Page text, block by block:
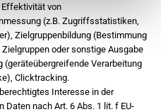
von
(z.B. Zugriffsstatistiken,
Zielgruppenbildung (Bestimmung
oder sonstige Ausgabe
Verarbeitung
Clicktracking.
Interesse in der
Daten nach Art. 6 Abs. 1 lit. f EU-